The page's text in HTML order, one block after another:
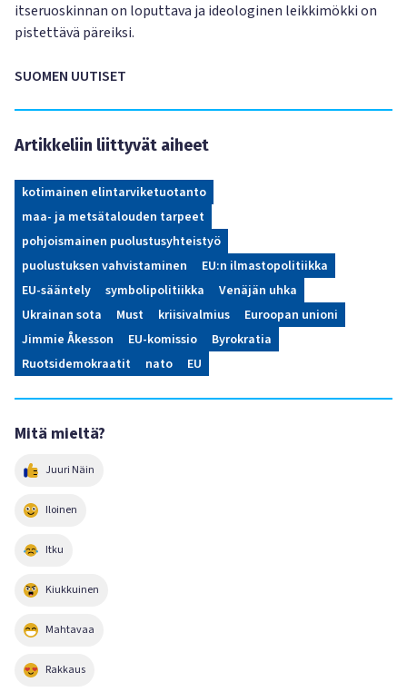
itseruoskinnan on loputtava ja ideologinen leikkimökki on
pistettävä päreiksi.
SUOMEN UUTISET
Artikkeliin liittyvät aiheet
kotimainen elintarviketuotanto
maa- ja metsätalouden tarpeet
pohjoismainen puolustusyhteistyö
puolustuksen vahvistaminen
EU:n ilmastopolitiikka
EU-sääntely
symbolipolitiikka
Venäjän uhka
Ukrainan sota
Must kriisivalmius
Euroopan unioni
Jimmie Åkesson
EU-komissio
Byrokratia
Ruotsidemokraatit
nato EU
Mitä mieltä?
Juuri Näin
Iloinen
Itku
Kiukkuinen
Mahtavaa
Rakkaus